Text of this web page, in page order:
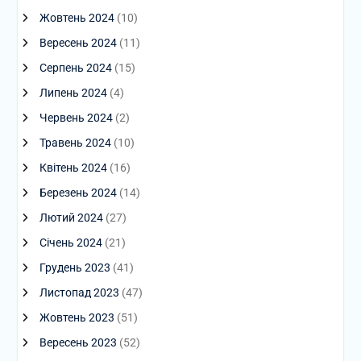
Жовтень 2024(10)
Вересень 2024(11)
Серпень 2024(15)
Липень 2024(4)
Червень 2024(2)
Травень 2024(10)
Квітень 2024(16)
Березень 2024(14)
Лютий 2024(27)
Січень 2024(21)
Грудень 2023 (41)
Листопад 2023 (47)
Жовтень 2023 (51)
Вересень 2023 (52)